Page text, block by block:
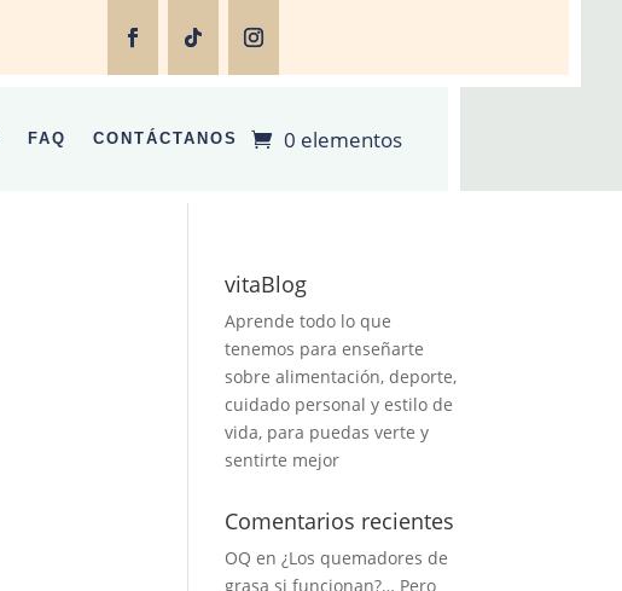
FAQ CONTÁCTANOS 0 elementos
vitaBlog
Aprende todo lo que
tenemos para enseñarte
sobre alimentación, deporte,
cuidado personal y estilo de
vida, para puedas verte y
sentirte mejor
Comentarios recientes
OQ en¿Los quemadores de
grasa si funcionan?… Pero